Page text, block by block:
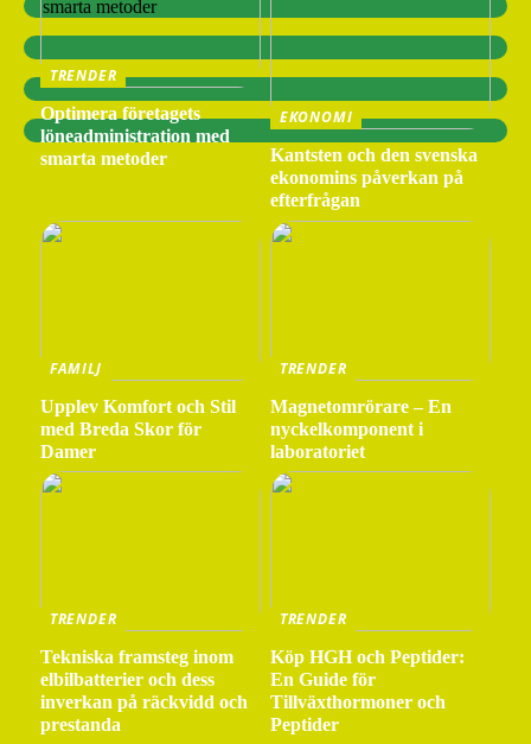
TRENDER
Optimera företagets
löneadministration med
smarta metoder
EKONOMI
Kantsten och den svenska
ekonomins påverkan på
efterfrågan
FAMILJ
Upplev Komfort och Stil
med Breda Skor för
Damer
TRENDER
Magnetomrörare – En
nyckelkomponent i
laboratoriet
TRENDER
Tekniska framsteg inom
elbilbatterier och dess
inverkan på räckvidd och
prestanda
TRENDER
Köp HGH och Peptider:
En Guide för
Tillväxthormoner och
Peptider